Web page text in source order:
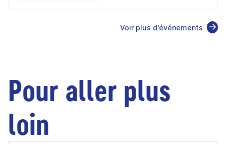
Voir plus d'événements
Pour aller plus
loin